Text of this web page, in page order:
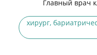
Главный врач
хирург,